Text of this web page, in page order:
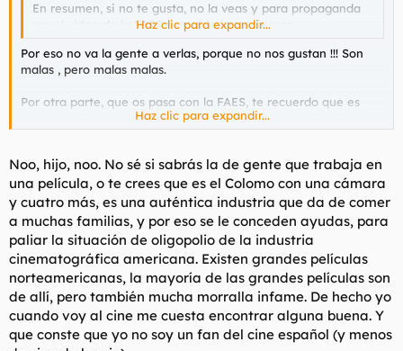
En resumen, si no te gusta, no la veas y para propaganda
aquel video de la FAES, tan objetivo y sincero.
Haz clic para expandir...
Por eso no va la gente a verlas, porque no nos gustan !!! Son
malas , pero malas malas.
Por otra parte, que os pasa con la FAES, te recuerdo que es
una organizacion privada que no recibe ni un centimo de
subvencion, asi que con su dinero pueden hacer lo que les
el dinero publico.
Por otro lado, artista es el que hace arte, si, estamos de
acuerdo, pero tambien estaremos de acuerdo en que no
subvencionan d la misma manera a todos los artistas, porque
no subvencionan a escritores o pintores para que hagan
"arte"??? si quieres te contesto yo, subvencionan a los
actorzuelos porque son mucho mas manejables, son muy
reconocibles por la plebe, famosos la mayoria, arrastran mucho
y la propaganda que hacen es mucho mas vista que la que se
veria si los subvencionados fueran escritores.
Haz clic para expandir...
Noo, hijo, noo. No sé si sabrás la de gente que trabaja en
una película, o te crees que es el Colomo con una cámara
y cuatro más, es una auténtica industria que da de comer
a muchas familias, y por eso se le conceden ayudas, para
paliar la situación de oligopolio de la industria
cinematográfica americana. Existen grandes películas
norteamericanas, la mayoría de las grandes películas son
de allí, pero también mucha morralla infame. De hecho yo
cuando voy al cine me cuesta encontrar alguna buena. Y
que conste que yo no soy un fan del cine español (y menos